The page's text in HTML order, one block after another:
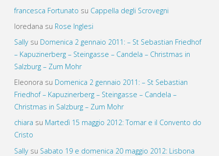
francesca Fortunato su Cappella degli Scrovegni
loredana su Rose Inglesi
Sallysu Domenica 2 gennaio 2011: – St Sebastian Friedhof
– Kapuzinerberg – Steingasse – Candela – Christmas in
Salzburg – Zum Mohr
Eleonora su Domenica 2 gennaio 2011: – St Sebastian
Friedhof – Kapuzinerberg – Steingasse – Candela –
Christmas in Salzburg – Zum Mohr
chiara su Martedì 15 maggio 2012: Tomar e il Convento do
Cristo
Sallysu Sabato 19 e domenica 20 maggio 2012: Lisbona